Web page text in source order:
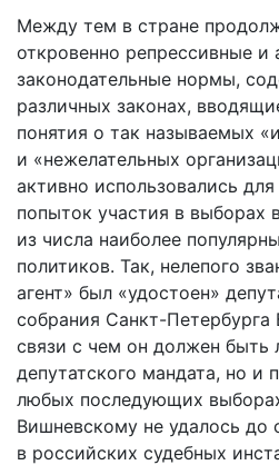
Между тем в стране
откровенно репрессивные и
законодательные нормы,
различных законах,
понятия о так называемых
и «нежелательных
активно использовались
попыток участия в выборах
из числа наиболее
политиков. Так, нелепого
агент» был «удостоен»
собрания Санкт-
связи с чем он должен быть
депутатского мандата, но и
любых последующих
Вишневскому не удалось до
в российских судебных